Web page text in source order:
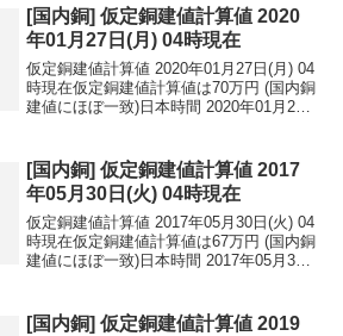
[国内銅] 仮定銅建値計算値 2020
年01月27日(月) 04時現在
仮定銅建値計算値 2020年01月27日(月) 04
時現在仮定銅建値計算値は70万円 (国内銅
建値にほぼ一致)日本時間 2020年01月27
円...
[国内銅] 仮定銅建値計算値 2017
年05月30日(火) 04時現在
仮定銅建値計算値 2017年05月30日(火) 04
時現在仮定銅建値計算値は67万円 (国内銅
建値にほぼ一致)日本時間 2017年05月30
円...
[国内銅] 仮定銅建値計算値 2019